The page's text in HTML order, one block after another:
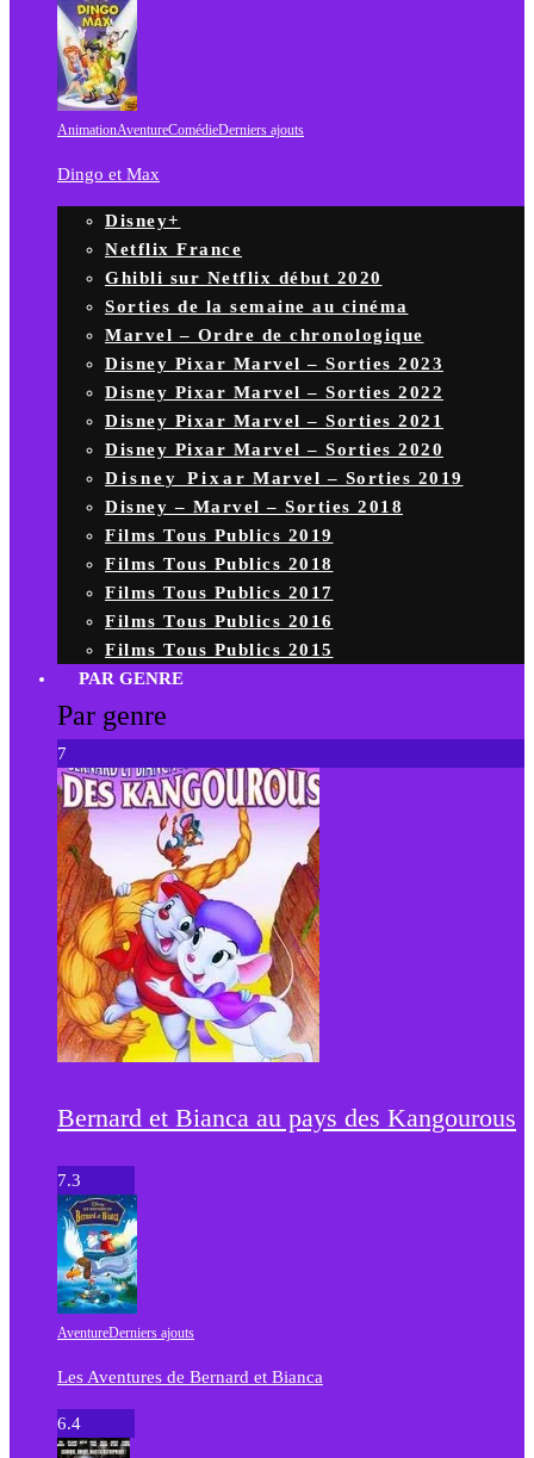
AnimationAventureComédieDerniers ajouts
Dingo et Max
Disney+
Netflix France
Ghibli sur Netflix début 2020
Sorties de la semaine au cinéma
Marvel – Ordre de chronologique
Disney Pixar Marvel – Sorties 2023
Disney Pixar Marvel – Sorties 2022
Disney Pixar Marvel – Sorties 2021
Disney Pixar Marvel – Sorties 2020
Disney Pixar Marvel – Sorties 2019
Disney – Marvel – Sorties 2018
Films Tous Publics 2019
Films Tous Publics 2018
Films Tous Publics 2017
Films Tous Publics 2016
Films Tous Publics 2015
PAR GENRE
Par genre
7
Bernard et Bianca au pays des Kangourous
7.3
AventureDerniers ajouts
Les Aventures de Bernard et Bianca
6.4